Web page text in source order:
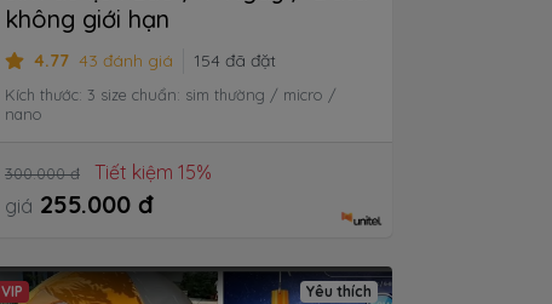
không giới hạn
4.77 43 đánh giá 154 đã đặt
Kích thước: 3 size chuẩn: sim thường / micro /
nano
300.000 đ
Tiết kiệm 15%
giá 255.000 đ
VIP Yêu thích